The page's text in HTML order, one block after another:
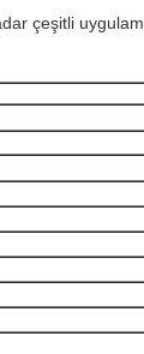
çeşitli